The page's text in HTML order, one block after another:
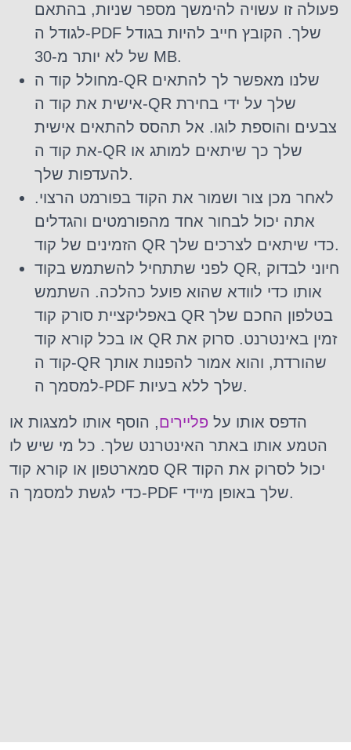
פעולה זו עשויה להימשך מספר שניות, בהתאם
לגודל ה-PDF שלך. הקובץ חייב להיות בגודל
של לא יותר מ-30 MB.
מחולל קוד ה-QR שלנו מאפשר לך להתאים
אישית את קוד ה-QR שלך על ידי בחירת
צבעים והוספת לוגו. אל תהסס להתאים אישית
את קוד ה-QR שלך כך שיתאים למותג או
להעדפות שלך.
לאחר מכן צור ושמור את הקוד בפורמט הרצוי.
אתה יכול לבחור אחד מהפורמטים והגדלים
הזמינים של קוד QR כדי שיתאים לצרכים שלך.
לפני שתתחיל להשתמש בקוד QR, חיוני לבדוק
אותו כדי לוודא שהוא פועל כהלכה. השתמש
באפליקציית סורק קוד QR בטלפון החכם שלך
או בכל קורא קוד QR זמין באינטרנט. סרוק את
קוד ה-QR שהורדת, והוא אמור להפנות אותך
למסמך ה-PDF שלך ללא בעיות.
הדפס אותו על פליירים, הוסף אותו למצגות או
הטמע אותו באתר האינטרנט שלך. כל מי שיש לו
סמארטפון או קורא קוד QR יכול לסרוק את הקוד
כדי לגשת למסמך ה-PDF שלך באופן מיידי.